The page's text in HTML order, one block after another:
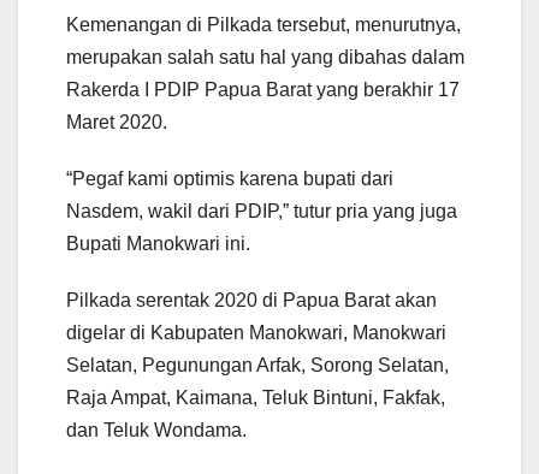
Kemenangan di Pilkada tersebut, menurutnya,
merupakan salah satu hal yang dibahas dalam
Rakerda I PDIP Papua Barat yang berakhir 17
Maret 2020.
“Pegaf kami optimis karena bupati dari
Nasdem, wakil dari PDIP,” tutur pria yang juga
Bupati Manokwari ini.
Pilkada serentak 2020 di Papua Barat akan
digelar di Kabupaten Manokwari, Manokwari
Selatan, Pegunungan Arfak, Sorong Selatan,
Raja Ampat, Kaimana, Teluk Bintuni, Fakfak,
dan Teluk Wondama.